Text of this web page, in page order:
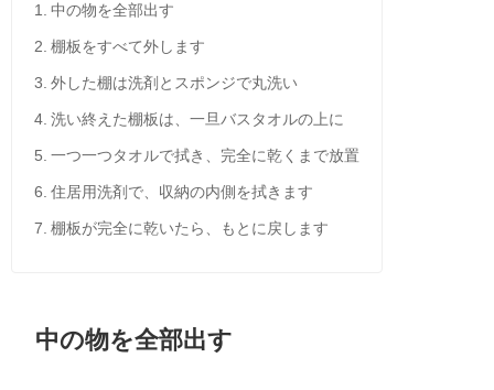
中の物を全部出す
棚板をすべて外します
外した棚は洗剤とスポンジで丸洗い
洗い終えた棚板は、一旦バスタオルの上に
一つ一つタオルで拭き、完全に乾くまで放置
住居用洗剤で、収納の内側を拭きます
棚板が完全に乾いたら、もとに戻します
中の物を全部出す